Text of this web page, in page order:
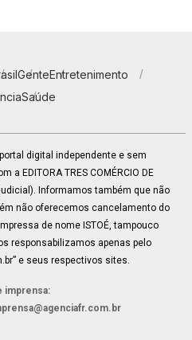
GenteEntretenimento
Saúde
portal digital independente e sem
EDITORA TRES COMÉRCIO DE
judicial). Informamos também que não
não oferecemos cancelamento do
de nome ISTOÉ, tampouco
responsabilizamos apenas pelo
e seus respectivos sites.
imprensa: